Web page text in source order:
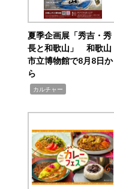
夏季企画展「秀吉・秀
長と和歌山」 和歌山
市立博物館で8月8日か
ら
カルチャー